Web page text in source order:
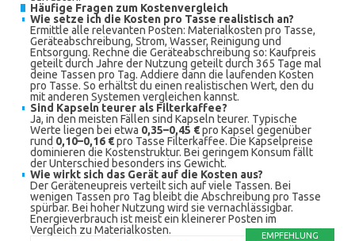
Häufige Fragen zum Kostenvergleich
Wie setze ich die Kosten pro Tasse realistisch an?
Ermittle alle relevanten Posten: Materialkosten pro Tasse,
Geräteabschreibung, Strom, Wasser, Reinigung und
Entsorgung. Rechne die Geräteabschreibung so: Kaufpreis
geteilt durch Jahre der Nutzung geteilt durch 365 Tage mal
deine Tassen pro Tag. Addiere dann die laufenden Kosten
pro Tasse. So erhältst du einen realistischen Wert, den du
mit anderen Systemen vergleichen kannst.
Sind Kapseln teurer als Filterkaffee?
Ja, in den meisten Fällen sind Kapseln teurer. Typische
Werte liegen bei etwa 0,35–0,45 €pro Kapsel gegenüber
rund 0,10–0,16 €pro Tasse Filterkaffee. Die Kapselpreise
dominieren die Kostenstruktur. Bei geringem Konsum fällt
der Unterschied besonders ins Gewicht.
Wie wirkt sich das Gerät auf die Kosten aus?
Der Geräteneupreis verteilt sich auf viele Tassen. Bei
wenigen Tassen pro Tag bleibt die Abschreibung pro Tasse
spürbar. Bei hoher Nutzung wird sie vernachlässigbar.
Energieverbrauch ist meist ein kleinerer Posten im
Vergleich zu Materialkosten.
EMPFEHLUNG